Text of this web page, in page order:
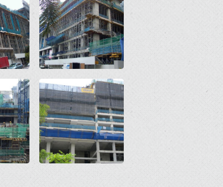
Open